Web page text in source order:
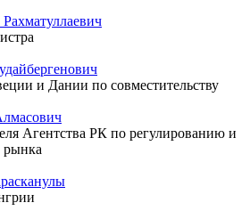
и Дании по совместительству
Агентства РК по регулированию и
рынка